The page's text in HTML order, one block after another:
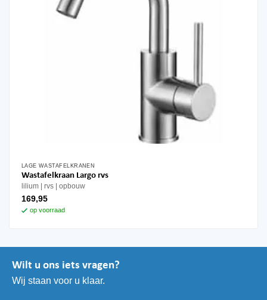
LAGE WASTAFELKRANEN
Wastafelkraan Largo rvs
lilium rvs opbouw
169,95
op voorraad
Wilt u ons iets vragen?
Wij staan voor u klaar.